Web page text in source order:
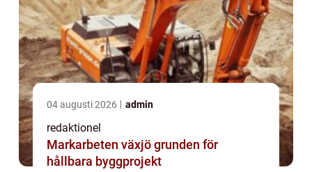
04 augusti 2026 admin
redaktionel
Markarbeten växjö grunden för
hållbara byggprojekt